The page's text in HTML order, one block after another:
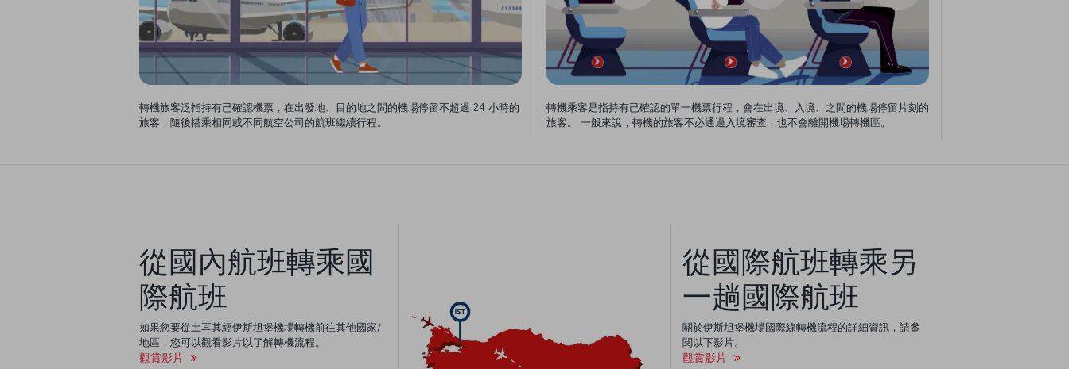
轉機旅客泛指持有已確認機票，在出發地、目的地之間的機場停留不超過 24 小時的
旅客，隨後搭乘相同或不同航空公司的航班繼續行程。
轉機乘客是指持有已確認的單一機票行程，會在出境、入境、之間的機場停留片刻的
旅客。 一般來說，轉機的旅客不必通過入境審查，也不會離開機場轉機區。
從國內航班轉乘國
際航班
如果您要從土耳其經伊斯坦堡機場轉機前往其他國家/
地區，您可以觀看影片以了解轉機流程。
觀賞影片
從國際航班轉乘另
一趟國際航班
關於伊斯坦堡機場國際線轉機流程的詳細資訊，請參
閱以下影片。
觀賞影片